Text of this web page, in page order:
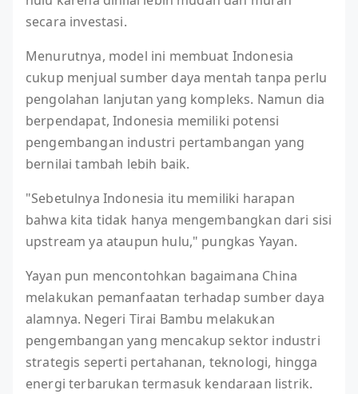
secara investasi.
Menurutnya, model ini membuat Indonesia
cukup menjual sumber daya mentah tanpa perlu
pengolahan lanjutan yang kompleks. Namun dia
berpendapat, Indonesia memiliki potensi
pengembangan industri pertambangan yang
bernilai tambah lebih baik.
"Sebetulnya Indonesia itu memiliki harapan
bahwa kita tidak hanya mengembangkan dari sisi
upstream ya ataupun hulu," pungkas Yayan.
Yayan pun mencontohkan bagaimana China
melakukan pemanfaatan terhadap sumber daya
alamnya. Negeri Tirai Bambu melakukan
pengembangan yang mencakup sektor industri
strategis seperti pertahanan, teknologi, hingga
energi terbarukan termasuk kendaraan listrik.